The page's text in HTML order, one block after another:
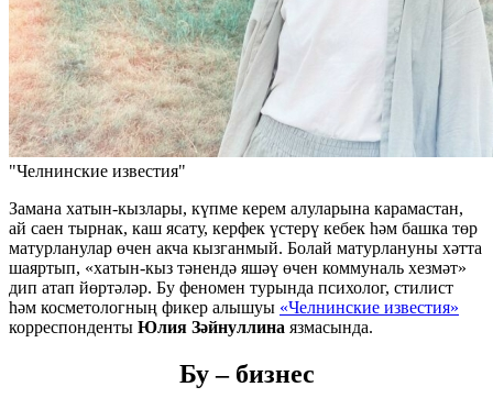
"Челнинские известия"
Замана хатын-кызлары, күпме керем алуларына карамастан,
ай саен тырнак, каш ясату, керфек үстерү кебек һәм башка төр
матурланулар өчен акча кызганмый. Болай матурлануны хәтта
шаяртып, «хатын-кыз тәнендә яшәү өчен коммуналь хезмәт»
дип атап йөртәләр. Бу феномен турында психолог, стилист
һәм косметологның фикер алышуы «Челнинские известия»
корреспонденты Юлия Зәйнуллина язмасында.
Бу – бизнес